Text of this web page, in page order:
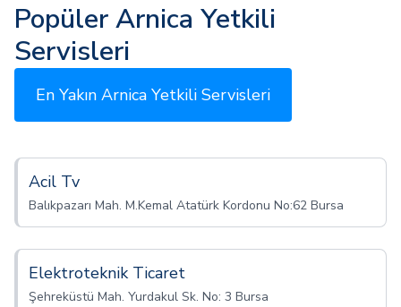
Popüler Arnica Yetkili
Servisleri
En Yakın Arnica Yetkili Servisleri
Acil Tv
Balıkpazarı Mah. M.Kemal Atatürk Kordonu No:62 Bursa
Elektroteknik Ticaret
Şehreküstü Mah. Yurdakul Sk. No: 3 Bursa